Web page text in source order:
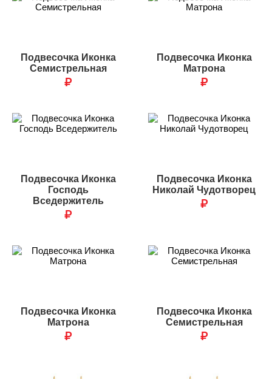
Подвесочка Иконка
Семистрельная
₽
Подвесочка Иконка
Матрона
₽
Подвесочка Иконка
Господь
Вседержитель
₽
Подвесочка Иконка
Николай Чудотворец
₽
Подвесочка Иконка
Матрона
₽
Подвесочка Иконка
Семистрельная
₽